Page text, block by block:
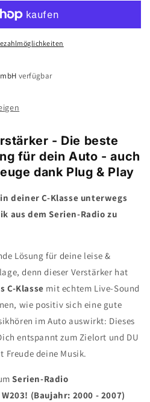
verfügbar
- Die beste
für dein Auto - auch
dank Plug & Play
deiner C-Klasse unterwegs
aus dem Serien-Radio zu
Lösung für deine leise &
denn dieser Verstärker hat
C-Klasse mit echtem Live-Sound
wie positiv sich eine gute
im Auto auswirkt: Dieses
entspannt zum Zielort und DU
Freude deine Musik.
Serien-Radio
(Baujahr: 2000 - 2007)